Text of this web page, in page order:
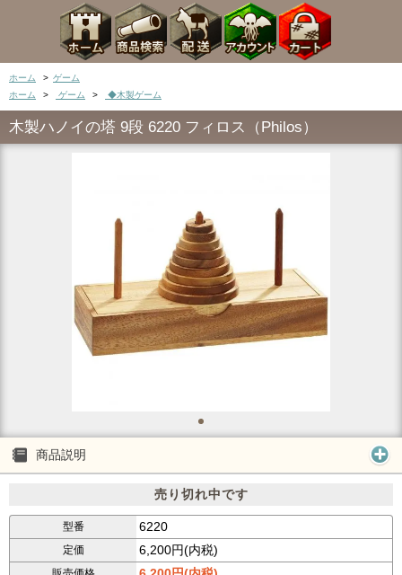
ホーム > ゲーム
ホーム
> ゲーム > ◆木製ゲーム
木製ハノイの塔 9段 6220 フィロス（Philos）
商品説明
売り切れ中です
型番 6220
定価 6,200円(内税)